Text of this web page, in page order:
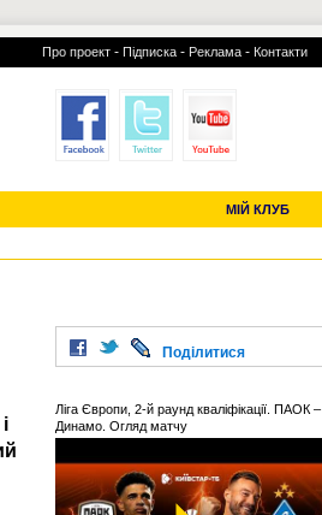
Про проект - Підписка - Реклама - Контакти
МІЙ КЛУБ
УСІ ТРАНСФЕРИ
Поділитися
Ліга Європи, 2-й раунд кваліфікації. ПАОК –
Динамо. Огляд матчу